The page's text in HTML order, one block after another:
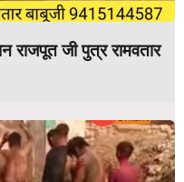
जी पुत्र रामवतार